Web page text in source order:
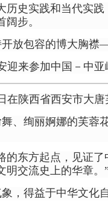
历史实践和当代实
步。
开放包容的博大胸
迎来参加中国－中
在陕西省西安市大
、绚丽婀娜的芙
的东方起点，见证
明交流史上的华章。
，得益于中华文化